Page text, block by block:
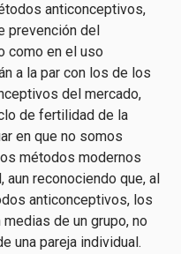
anticonceptivos,
prevención del
como en el uso
a la par con los de los
del mercado,
de fertilidad de la
en que no somos
métodos modernos
reconociendo que, al
anticonceptivos, los
de un grupo, no
una pareja individual.